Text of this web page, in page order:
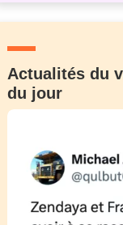
Actualités du
du jour